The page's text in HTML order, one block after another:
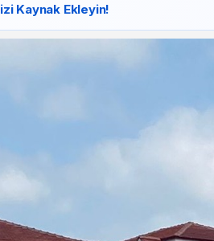
Kaynak Ekleyin!